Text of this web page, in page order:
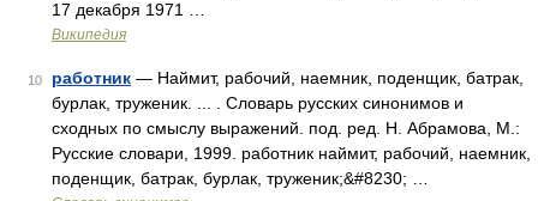
17 декабря 1971 …
Википедия
10 работник — Наймит, рабочий, наемник, поденщик, батрак,
бурлак, труженик. ... . Словарь русских синонимов и
сходных по смыслу выражений. под. ред. Н. Абрамова, М.:
Русские словари, 1999. работник наймит, рабочий, наемник,
поденщик, батрак, бурлак, труженик;&#8230; …